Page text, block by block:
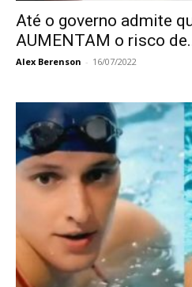
Até o governo admite
AUMENTAM o risco
Alex Berenson - 16/07/2022